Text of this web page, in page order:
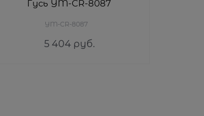
Гусь YM-CR-8087
YM-CR-8087
5 404 руб.